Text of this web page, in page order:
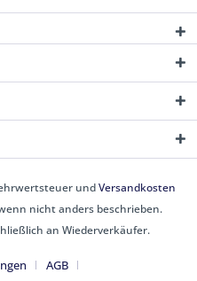
undVersandkosten
nicht anders beschrieben.
an Wiederverkäufer.
AGB